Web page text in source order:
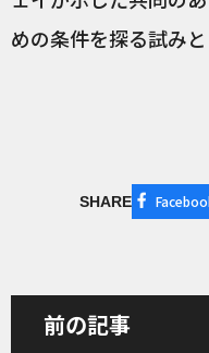
めの条件を探る試みと
SHARE
前の記事